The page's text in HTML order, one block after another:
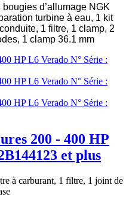
d’allumage NGK
turbine à eau, 1 kit
1 filtre, 1 clamp, 2
1 clamp 36.1 mm
200 - 400 HP
et plus
à carburant, 1 filtre, 1 joint de